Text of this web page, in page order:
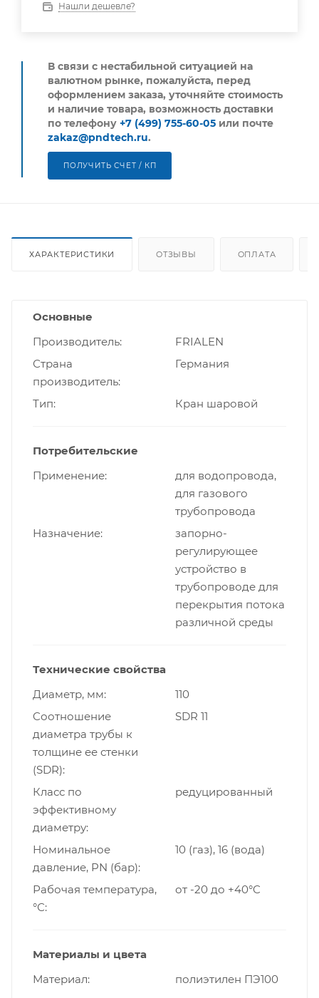
Нашли дешевле?
В связи с нестабильной ситуацией на
валютном рынке, пожалуйста, перед
оформлением заказа, уточняйте стоимость
и наличие товара, возможность доставки
по телефону +7 (499) 755-60-05 или почте
zakaz@pndtech.ru.
ПОЛУЧИТЬ СЧЕТ / КП
ХАРАКТЕРИСТИКИ ОТЗЫВЫ ОПЛАТА
Основные
Производитель
FRIALEN
Страна
производитель
Германия
Тип Кран шаровой
Потребительские
Применение
для водопровода,
для газового
трубопровода
Назначение
запорно-
регулирующее
устройство в
трубопроводе для
перекрытия потока
различной среды
Технические свойства
Диаметр, мм
110
Cоотношение
диаметра трубы к
толщине ее стенки
(SDR)
SDR 11
Класс по
эффективному
диаметру
редуцированный
Номинальное
давление, PN (бар)
10 (газ), 16 (вода)
Рабочая температура,
°С
от -20 до +40°C
Материалы и цвета
Материал
полиэтилен ПЭ100